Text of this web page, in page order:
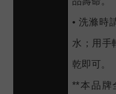
• 洗滌時
水；用手
乾即可。
**本品牌